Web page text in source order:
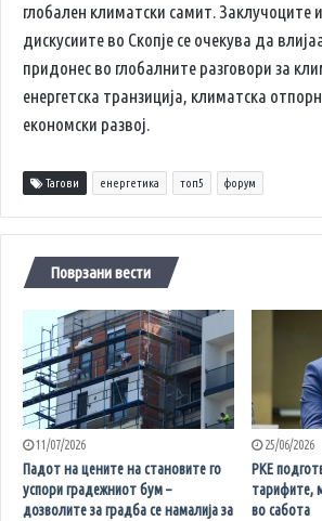
глобален климатски самит. Заклучоците
дискусиите во Скопје се очекува да
придонес во глобалните разговори за
енергетска транзиција, климатска
економски развој.
Тагови енергетика топ5 форум
Поврзани вести
11/07/2026
Падот на цените на становите го
успори градежниот бум –
дозволите за градба се намалија за
25/06/2026
РКЕ
тарифите,
во сабота